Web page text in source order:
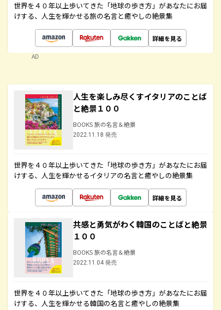
世界を４０年以上歩いてきた「地球の歩き方」があなたにお届
けする、人生を輝かせる旅の名言と癒やしの絶景集
詳細を見る
AD
人生を楽しみ尽くすイタリアのことば
と絶景１００
BOOKS 旅の名言＆絶景
2022.11.18 発売
世界を４０年以上歩いてきた「地球の歩き方」があなたにお届
けする、人生を輝かせるイタリアの名言と癒やしの絶景集
詳細を見る
共感と勇気がわく韓国のことばと絶景
１００
BOOKS 旅の名言＆絶景
2022.11.04 発売
世界を４０年以上歩いてきた「地球の歩き方」があなたにお届
けする、人生を輝かせる韓国の名言と癒やしの絶景集